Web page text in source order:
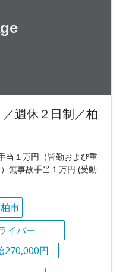
週休２日制／柏
当１万円（皆勤および重
無事故手当１万円 (受動
柏市
イバー
270,000円